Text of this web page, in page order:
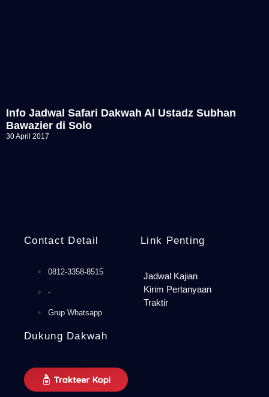
Info Jadwal Safari Dakwah Al Ustadz Subhan
Bawazier di Solo
30 April 2017
Contact Detail
0812-3358-8515
-
Grup Whatsapp
Link Penting
Jadwal Kajian
Kirim Pertanyaan
Traktir
Dukung Dakwah